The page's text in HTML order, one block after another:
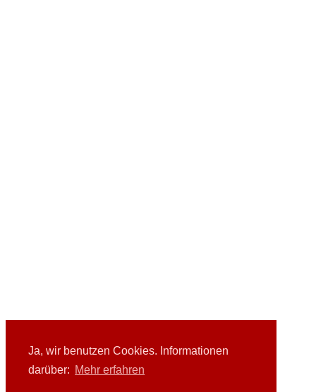
Ja, wir benutzen Cookies. Informationen
darüber: Mehr erfahren